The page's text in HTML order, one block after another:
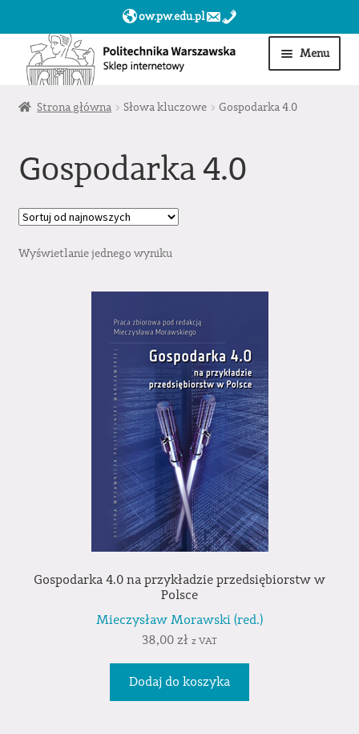
ow.pw.edu.pl
Przejdź
do
nawigacji
Przejdź
do
treści
Menu
Start
Moje konto
Strona główna Słowa kluczowe Gospodarka 4.0
Gospodarka 4.0
Wyświetlanie jednego wyniku
Gospodarka 4.0 na przykładzie przedsiębiorstw w
Polsce
Mieczysław Morawski (red.)
38,00 zł z VAT
Dodaj do koszyka